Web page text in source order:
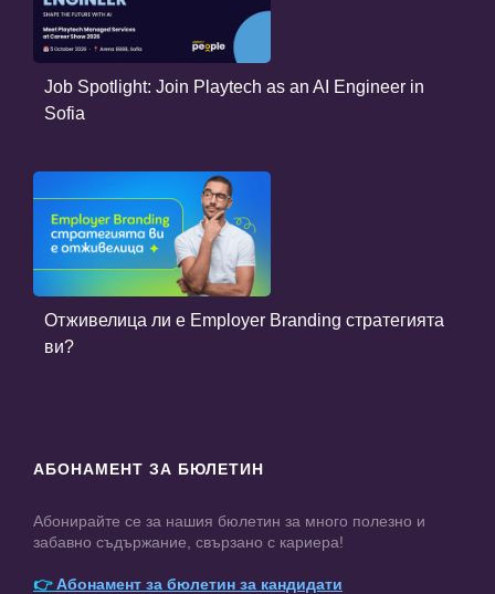
Job Spotlight: Join Playtech as an AI Engineer in
Sofia
Отживелица ли е Employer Branding стратегията
ви?
АБОНАМЕНТ ЗА БЮЛЕТИН
Абонирайте се за нашия бюлетин за много полезно и
забавно съдържание, свързано с кариера!
👉Абонамент за бюлетин за кандидати